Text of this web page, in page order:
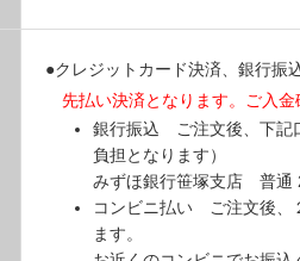
●クレジットカード決済、銀行振
先払い決済となります。ご入金
銀行振込 ご注文後、下記
負担となります）
みずほ銀行笹塚支店 普通
コンビニ払い ご注文後、
ます。